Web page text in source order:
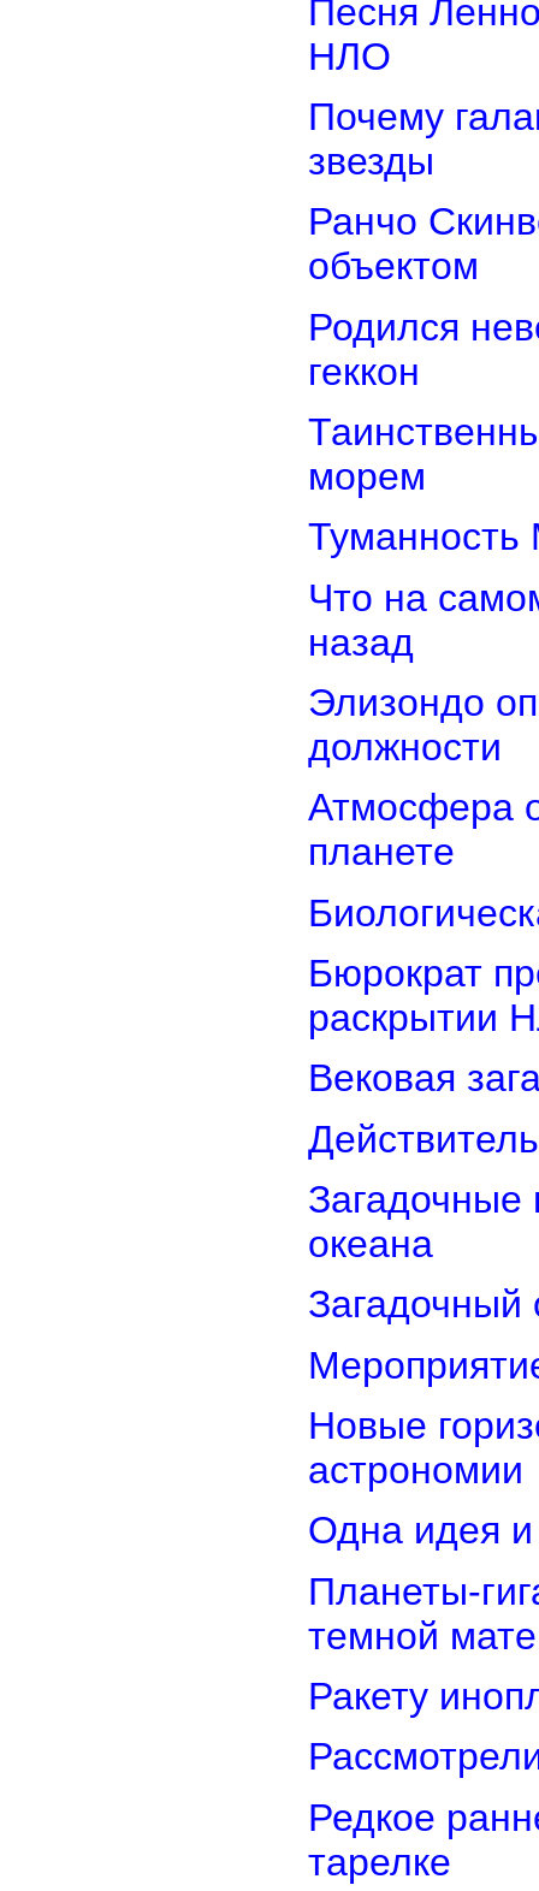
Песня
НЛО
Почему
звезды
Ранчо
объектом
Родился
геккон
морем
Туманность
Что на
назад
Элизондо
должности
Атмосфера
планете
Бюрократ
раскрытии
Вековая
Загадочные
океана
Загадочный
Новые
астрономии
Одна идея и
Планеты-
темной
Ракету
Редкое
тарелке